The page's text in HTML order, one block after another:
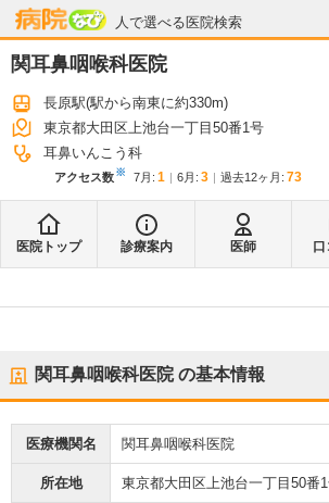
人で選べる医院検索
病院なび
関耳鼻咽喉科医院
長原駅(駅から南東に約330m)
東京都大田区上池台一丁目50番1号
耳鼻いんこう科
アクセス数※ 7月 : 1 6月 : 3 過去12ヶ月: 73
医院トップ 診療案内 医師
関耳鼻咽喉科医院の基本情報
医療機関名 関耳鼻咽喉科医院
所在地 東京都大田区上池台一丁目50番